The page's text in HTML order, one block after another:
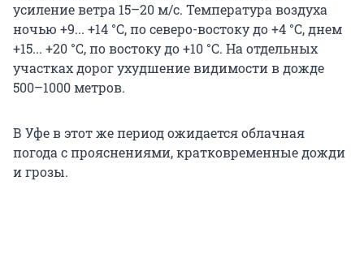
усиление ветра 15–20 м/с. Температура воздуха
ночью +9... +14 °C, по северо-востоку до +4 °C, днем
+15... +20 °C, по востоку до +10 °C. На отдельных
участках дорог ухудшение видимости в дожде
500–1000 метров.
В Уфе в этот же период ожидается облачная
погода с прояснениями, кратковременные дожди
и грозы.